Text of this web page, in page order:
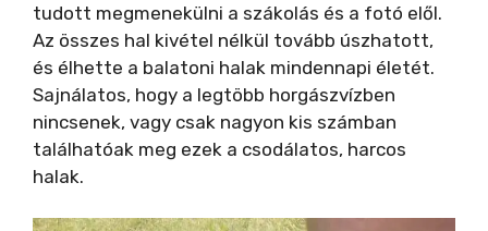
tudott megmenekülni a szákolás és a fotó elől.
Az összes hal kivétel nélkül tovább úszhatott,
és élhette a balatoni halak mindennapi életét.
Sajnálatos, hogy a legtöbb horgászvízben
nincsenek, vagy csak nagyon kis számban
találhatóak meg ezek a csodálatos, harcos
halak.